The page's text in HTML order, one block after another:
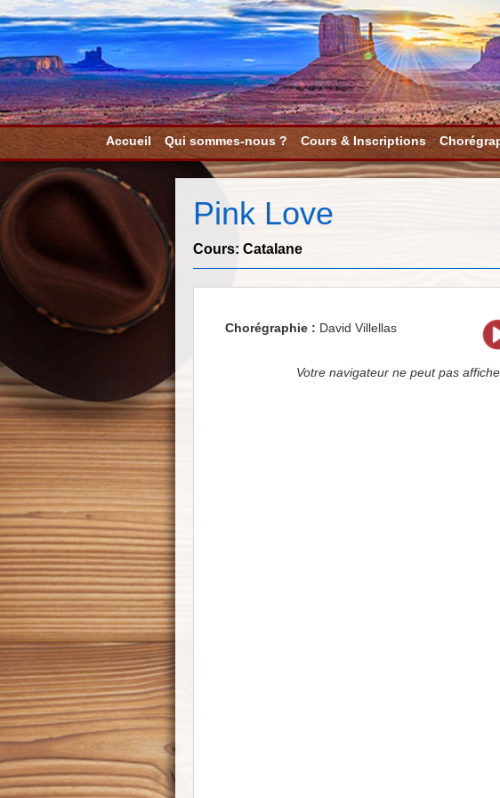
Accueil Qui sommes-nous ? Cours & Inscriptions
Pink Love
Cours: Catalane
Chorégraphie : David Villellas
Votre navigateur ne peut pas